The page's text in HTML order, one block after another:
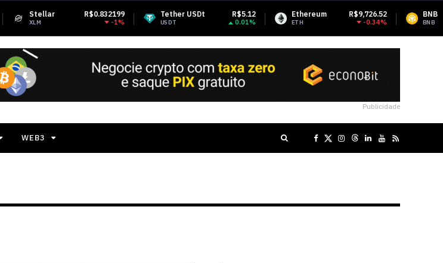
R$0.832199
-1%
Tether USDt R$5.12
0.01%
Ethereum R$9,726.52
-0.34%
BNB R$3,039.05
-0.19%
Publicidade
WEB3